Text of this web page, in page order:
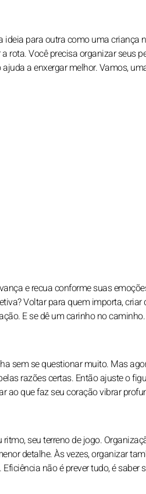
ideia para outra como uma criança
rota. Você precisa organizar seus
a enxergar melhor. Vamos,
e recua conforme suas
Voltar para quem importa,
E se dê um carinho no caminho.
sem se questionar muito. Mas
razões certas. Então ajuste o
ao que faz seu coração vibrar
ritmo, seu terreno de jogo.
detalhe. Às vezes, organizar
não é prever tudo, é saber